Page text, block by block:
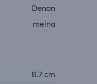
Denon
melna
6,7 cm